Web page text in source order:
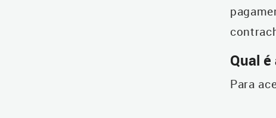
Qual
Para